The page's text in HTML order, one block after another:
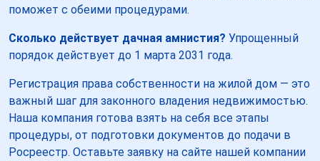
поможет с обеими процедурами.
Сколько действует дачная амнистия? Упрощенный
порядок действует до 1 марта 2031 года.
Регистрация права собственности на жилой дом — это
важный шаг для законного владения недвижимостью.
Наша компания готова взять на себя все этапы
процедуры, от подготовки документов до подачи в
Росреестр. Оставьте заявку на сайте нашей компании